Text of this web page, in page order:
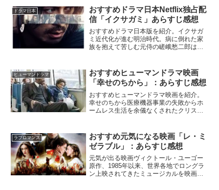
ドラマ日本
おすすめドラマ日本Netflix独占配
信「イクサガミ」あらすじ感想
おすすめドラマ日本版を紹介。イクサガ
ミ近代化が進む明治時代。病に倒れた家
族を抱えて苦しむ元侍の嵯峨愁二郎は、
Netflix公式アクションシーンがかっこい
い。切ら...
ヒューマンドラマ
おすすめヒューマンドラマ映画
「幸せのちから」：あらすじ感想
おすすめヒューマンドラマ映画を紹介。
幸せのちから医療機器事業の失敗からホ
ームレス生活を余儀なくされたクリス。
ースに臨む。『幸せのちから』NETFLIX
公式ウィル・スミスと...
ラブロマンス
おすすめ元気になる映画「レ・ミ
ゼラブル」：あらすじ感想
元気が出る映画ヴィクトール・ユーゴー
原作、1985年以来、世界各地でロングラ
ン上映されてきたミュージカルを映画